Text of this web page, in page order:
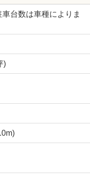
台数は車種によりま
)